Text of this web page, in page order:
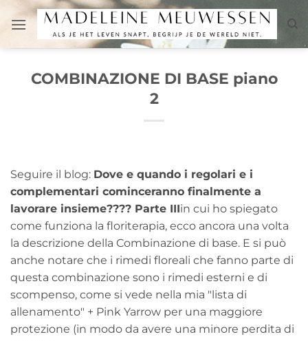
contenuti
COMBINAZIONE DI BASE piano
2
Seguire il blog: Dove e quando i regolari e i
complementari cominceranno finalmente a
lavorare insieme???? Parte IIIin cui ho spiegato
come funziona la floriterapia, ecco ancora una volta
la descrizione della Combinazione di base. E si può
anche notare che i rimedi floreali che fanno parte di
questa combinazione sono i rimedi esterni e di
scompenso, come si vede nella mia "lista di
allenamento" + Pink Yarrow per una maggiore
protezione (in modo da avere una minore perdita di